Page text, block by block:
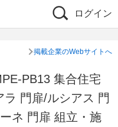
ログイン
掲載企業のWebサイトへ
PB13 集合住宅
ラ 門扉/ルシアス 門
ネ 門扉 組立・施